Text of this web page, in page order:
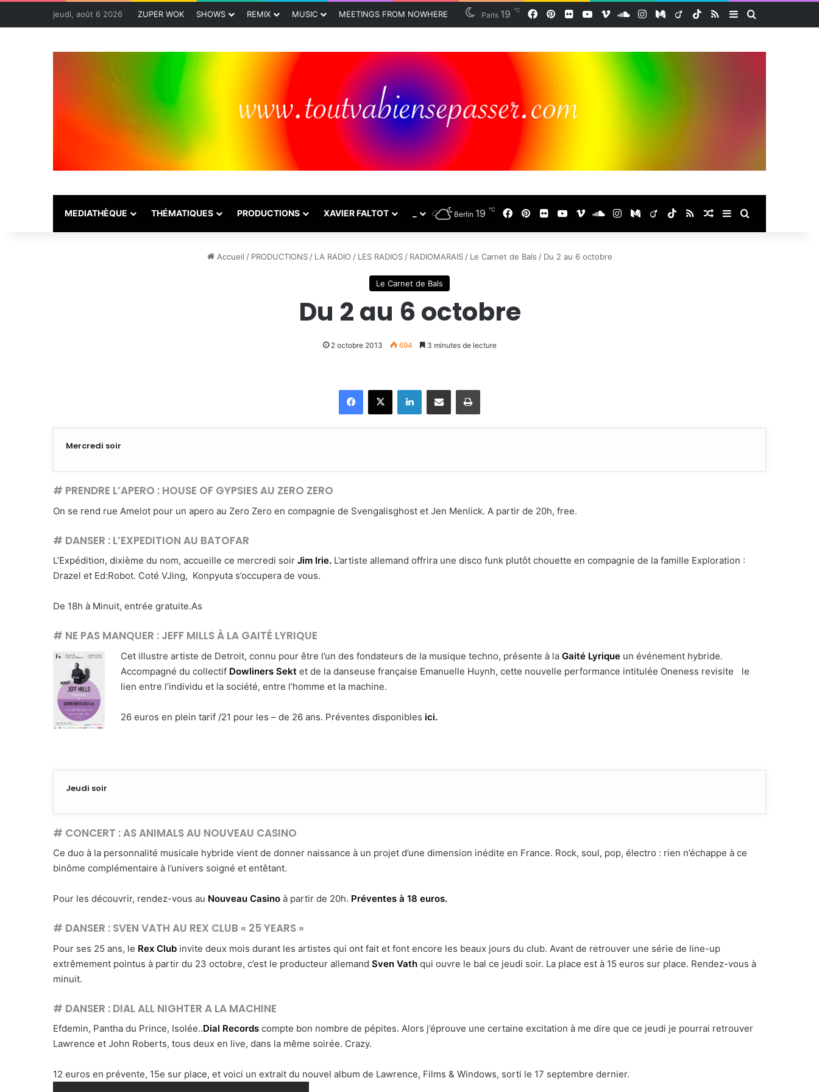
jeudi, août 6 2026 ZUPER WOK SHOWS REMIX MUSIC MEETINGS FROM NOWHERE Paris 19 ℃ Facebook
Pinterest
FlickrYouTube
VimeoSoundCloud
Instagram
Medium
ViadeoTikTokRSSSidebar (barre
MEDIATHÈQUE THÉMATIQUES PRODUCTIONS XAVIER FALTOT Berlin 19 ℃ Facebook
Pinterest
FlickrYouTube
VimeoSoundCloud
Instagram
Medium
ViadeoTikTokRSSArticle Aléatoire
Sidebar (barre
Accueil / PRODUCTIONS / LA RADIO / LES RADIOS / RADIOMARAIS / Le Carnet de Bals / Du 2 au 6 octobre
Le Carnet de Bals
Du 2 au 6 octobre
2 octobre 2013 694 3 minutes de lecture
Mercredi soir
# PRENDRE L’APERO : HOUSE OF GYPSIES AU ZERO ZERO
On se rend rue Amelot pour un apero au Zero Zero en compagnie de Svengalisghost et Jen Menlick. A partir de 20h, free.
# DANSER : L’EXPEDITION AU BATOFAR
L’Expédition, dixième du nom, accueille ce mercredi soir Jim Irie. L’artiste allemand offrira une disco funk plutôt chouette en compagnie de la famille Exploration :
Drazel et Ed:Robot. Coté VJing, Konpyuta s’occupera de vous.
De 18h à Minuit, entrée gratuite.As
# NE PAS MANQUER : JEFF MILLS À LA GAITÉ LYRIQUE
Cet illustre artiste de Detroit, connu pour être l’un des fondateurs de la musique techno, présente à laGaité Lyrique un événement hybride.
Accompagné du collectif Dowliners Sekt et de la danseuse française Emanuelle Huynh, cette nouvelle performance intitulée Oneness revisite le
lien entre l’individu et la société, entre l’homme et la machine.
26 euros en plein tarif /21 pour les – de 26 ans. Préventes disponibles ici.
Jeudi soir
# CONCERT : AS ANIMALS AU NOUVEAU CASINO
Ce duo à la personnalité musicale hybride vient de donner naissance à un projet d’une dimension inédite en France. Rock, soul, pop, électro : rien n’échappe à ce
binôme complémentaire à l’univers soigné et entêtant.
Pour les découvrir, rendez-vous au Nouveau Casino à partir de 20h. Préventes à 18 euros.
# DANSER : SVEN VATH AU REX CLUB « 25 YEARS »
Pour ses 25 ans, le Rex Club invite deux mois durant les artistes qui ont fait et font encore les beaux jours du club. Avant de retrouver une série de line-up
extrêmement pointus à partir du 23 octobre, c’est le producteur allemand Sven Vath qui ouvre le bal ce jeudi soir. La place est à 15 euros sur place. Rendez-vous à
minuit.
# DANSER : DIAL ALL NIGHTER A LA MACHINE
Efdemin, Pantha du Prince, Isolée..Dial Records compte bon nombre de pépites. Alors j’éprouve une certaine excitation à me dire que ce jeudi je pourrai retrouver
Lawrence et John Roberts, tous deux en live, dans la même soirée. Crazy.
12 euros en prévente, 15e sur place, et voici un extrait du nouvel album de Lawrence, Films & Windows, sorti le 17 septembre dernier.